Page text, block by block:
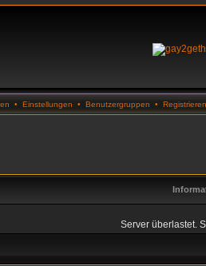
• Einstellungen • Benutzergruppen • Registrieren
Server überlastet.